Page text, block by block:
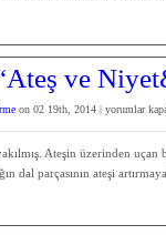
ve
on 02 19th, 2014 | Yaşam
“Ateş
ve
yorumlar
Ateşin üzerinden uçan
dal parçasının ateşi